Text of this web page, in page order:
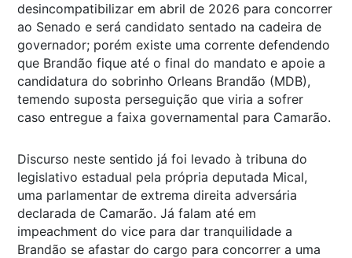
desincompatibilizar em abril de 2026 para concorrer
ao Senado e será candidato sentado na cadeira de
governador; porém existe uma corrente defendendo
que Brandão fique até o final do mandato e apoie a
candidatura do sobrinho Orleans Brandão (MDB),
temendo suposta perseguição que viria a sofrer
caso entregue a faixa governamental para Camarão.
Discurso neste sentido já foi levado à tribuna do
legislativo estadual pela própria deputada Mical,
uma parlamentar de extrema direita adversária
declarada de Camarão. Já falam até em
impeachment do vice para dar tranquilidade a
Brandão se afastar do cargo para concorrer a uma